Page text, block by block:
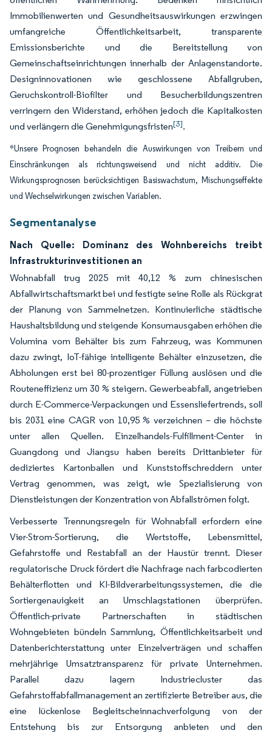
Immobilienwerten und Gesundheitsauswirkungen erzwingen
umfangreiche Öffentlichkeitsarbeit, transparente
Emissionsberichte und die Bereitstellung von
Gemeinschaftseinrichtungen innerhalb der Anlagenstandorte.
Designinnovationen wie geschlossene Abfallgruben,
Geruchskontroll-Biofilter und Besucherbildungszentren
verringern den Widerstand, erhöhen jedoch die Kapitalkosten
und verlängern die Genehmigungsfristen[3].
*Unsere Prognosen behandeln die Auswirkungen von Treibern und
Einschränkungen als richtungsweisend und nicht additiv. Die
Wirkungsprognosen berücksichtigen Basiswachstum, Mischungseffekte
und Wechselwirkungen zwischen Variablen.
Segmentanalyse
Nach Quelle: Dominanz des Wohnbereichs treibt
Infrastrukturinvestitionen an
Wohnabfall trug 2025 mit 40,12 % zum chinesischen
Abfallwirtschaftsmarkt bei und festigte seine Rolle als Rückgrat
der Planung von Sammelnetzen. Kontinuierliche städtische
Haushaltsbildung und steigende Konsumausgaben erhöhen die
Volumina vom Behälter bis zum Fahrzeug, was Kommunen
dazu zwingt, IoT-fähige intelligente Behälter einzusetzen, die
Abholungen erst bei 80-prozentiger Füllung auslösen und die
Routeneffizienz um 30 % steigern. Gewerbeabfall, angetrieben
durch E-Commerce-Verpackungen und Essensliefertrends, soll
bis 2031 eine CAGR von 10,95 % verzeichnen – die höchste
unter allen Quellen. Einzelhandels-Fulfillment-Center in
Guangdong und Jiangsu haben bereits Drittanbieter für
dediziertes Kartonballen und Kunststoffschreddern unter
Vertrag genommen, was zeigt, wie Spezialisierung von
Dienstleistungen der Konzentration von Abfallströmen folgt.
Verbesserte Trennungsregeln für Wohnabfall erfordern eine
Vier-Strom-Sortierung, die Wertstoffe, Lebensmittel,
Gefahrstoffe und Restabfall an der Haustür trennt. Dieser
regulatorische Druck fördert die Nachfrage nach farbcodierten
Behälterflotten und KI-Bildverarbeitungssystemen, die die
Sortiergenauigkeit an Umschlagstationen überprüfen.
Öffentlich-private Partnerschaften in städtischen
Wohngebieten bündeln Sammlung, Öffentlichkeitsarbeit und
Datenberichterstattung unter Einzelverträgen und schaffen
mehrjährige Umsatztransparenz für private Unternehmen.
Parallel dazu lagern Industriecluster das
Gefahrstoffabfallmanagement an zertifizierte Betreiber aus, die
eine lückenlose Begleitscheinnachverfolgung von der
Entstehung bis zur Entsorgung anbieten und den